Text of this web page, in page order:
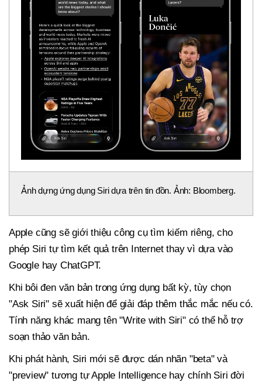
Ảnh dựng ứng dụng Siri dựa trên tin đồn. Ảnh: Bloomberg.
Apple cũng sẽ giới thiệu công cụ tìm kiếm riêng, cho
phép Siri tự tìm kết quả trên Internet thay vì dựa vào
Google hay ChatGPT.
Khi bôi đen văn bản trong ứng dụng bất kỳ, tùy chọn
"Ask Siri" sẽ xuất hiện để giải đáp thêm thắc mắc nếu có.
Tính năng khác mang tên "Write with Siri" có thể hỗ trợ
soạn thảo văn bản.
Khi phát hành, Siri mới sẽ được dán nhãn "beta" và
"preview" tương tự Apple Intelligence hay chính Siri đời